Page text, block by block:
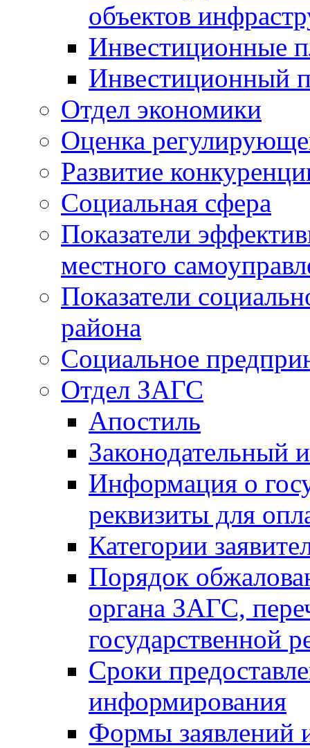
объектов
Инвестиционные
Инвестиционный
Отдел экономики
Оценка
Развитие
Социальная сфера
Показатели
местного
Показатели
района
Социальное
Отдел ЗАГС
Апостиль
Законодательный
Информация о
реквизиты для
Категории
Порядок
органа ЗАГС,
государственной
Сроки
информирования
Формы заявлений